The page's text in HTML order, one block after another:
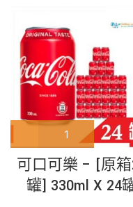
可口可樂 – [原
罐] 330ml X 24